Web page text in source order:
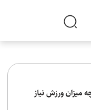
میزان ورزش نیاز